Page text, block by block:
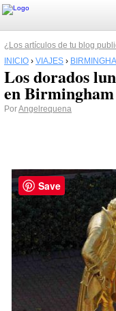
¿Los artículos de tu blog
INICIO › VIAJES ›
Los dorados
en Birmingham
PorAngelrequena
Save